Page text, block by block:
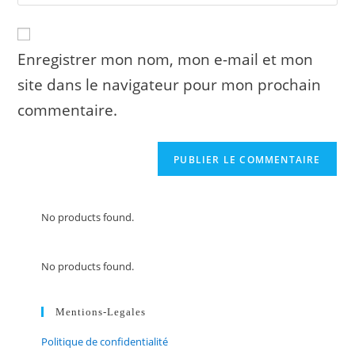
to
comment
votre
site
(facultatif)
Enregistrer mon nom, mon e-mail et mon
site dans le navigateur pour mon prochain
commentaire.
No products found.
No products found.
Mentions-Legales
Politique de confidentialité